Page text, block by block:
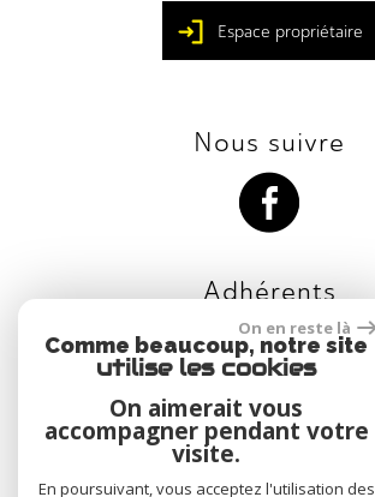
Espace propriétaire
Nous suivre
Adhérents
Réalisé Par
On en reste là
Comme beaucoup, notre site
utilise les cookies
On aimerait vous
accompagner pendant votre
visite.
En poursuivant, vous acceptez l'utilisation des